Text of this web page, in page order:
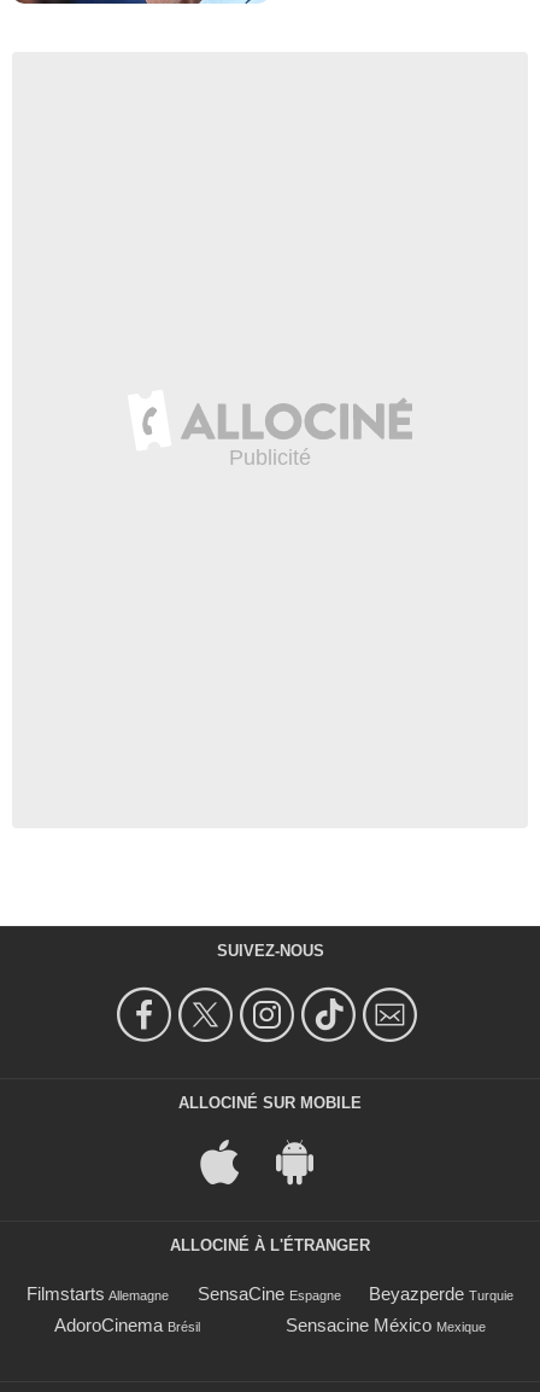
SUIVEZ-NOUS
ALLOCINÉ SUR MOBILE
ALLOCINÉ À L'ÉTRANGER
Filmstarts Allemagne SensaCine Espagne Beyazperde Turquie
AdoroCinema Brésil Sensacine México Mexique